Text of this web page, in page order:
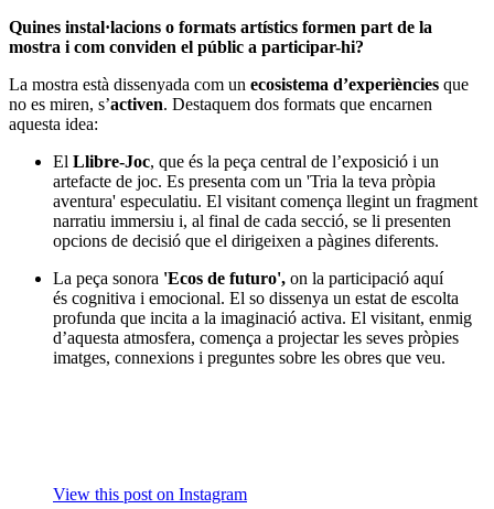
Quines instal·lacions o formats artístics formen part de la
mostra i com conviden el públic a participar-hi?
La mostra està dissenyada com un ecosistema d’experiències que
no es miren, s’activen. Destaquem dos formats que encarnen
aquesta idea:
El Llibre-Joc, que és la peça central de l’exposició i un
artefacte de joc. Es presenta com un 'Tria la teva pròpia
aventura' especulatiu. El visitant comença llegint un fragment
narratiu immersiu i, al final de cada secció, se li presenten
opcions de decisió que el dirigeixen a pàgines diferents.
La peça sonora 'Ecos de futuro', on la participació aquí
és cognitiva i emocional. El so dissenya un estat de escolta
profunda que incita a la imaginació activa. El visitant, enmig
d’aquesta atmosfera, comença a projectar les seves pròpies
imatges, connexions i preguntes sobre les obres que veu.
View this post on Instagram